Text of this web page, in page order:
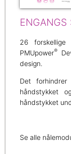
ENGANGS
26
PMUpower®
design.
Det
håndstykket
håndstykket
Se alle